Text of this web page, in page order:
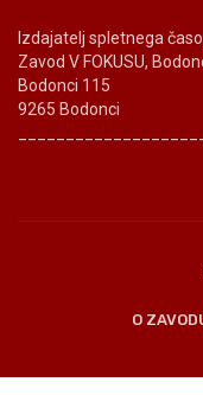
Izdajatelj spletnega
Zavod V FOKUSU,
Bodonci 115
9265 Bodonci
O